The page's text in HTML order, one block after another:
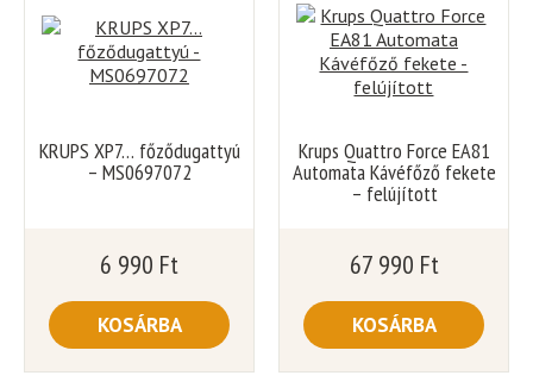
KRUPS XP7… főződugattyú
– MS0697072
6 990 Ft
KOSÁRBA
Krups Quattro Force EA81
Automata Kávéfőző fekete
– felújított
67 990 Ft
KOSÁRBA